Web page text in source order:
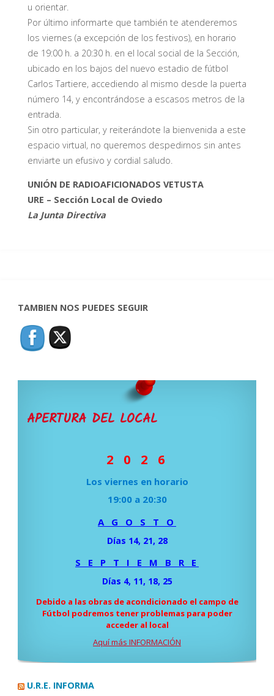
u orientar.
Por último informarte que también te atenderemos
los viernes (a excepción de los festivos), en horario
de 19:00 h. a 20:30 h. en el local social de la Sección,
ubicado en los bajos del nuevo estadio de fútbol
Carlos Tartiere, accediendo al mismo desde la puerta
número 14, y encontrándose a escasos metros de la
entrada.
Sin otro particular, y reiterándote la bienvenida a este
espacio virtual, no queremos despedirnos sin antes
enviarte un efusivo y cordial saludo.
UNIÓN DE RADIOAFICIONADOS VETUSTA
URE – Sección Local de Oviedo
La Junta Directiva
TAMBIEN NOS PUEDES SEGUIR
APERTURA DEL LOCAL
2 0 2 6
Los viernes en horario
19:00 a 20:30
A G O S T O
Días 14, 21, 28
S E P T I E M B R E
Días 4, 11, 18, 25
Debido a las obras de acondicionado el campo de
Fútbol podremos tener problemas para poder
acceder al local
Aquí más INFORMACIÓN
U.R.E. INFORMA